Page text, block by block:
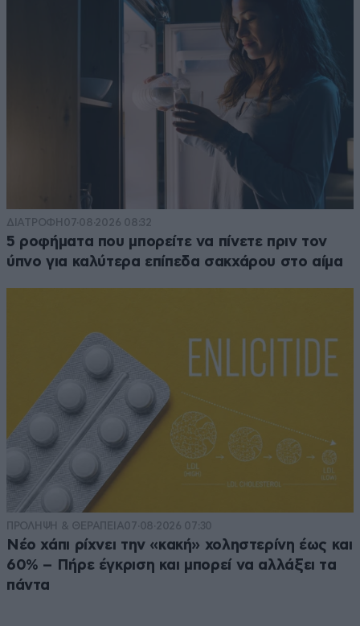
ΔΙΑΤΡΟΦΗ 07·08·2026 08:32
5 ροφήματα που μπορείτε να πίνετε πριν τον
ύπνο για καλύτερα επίπεδα σακχάρου στο αίμα
ΠΡΟΛΗΨΗ & ΘΕΡΑΠΕΙΑ07·08·2026 07:30
Νέο χάπι ρίχνει την «κακή» χοληστερίνη έως και
60% – Πήρε έγκριση και μπορεί να αλλάξει τα
πάντα